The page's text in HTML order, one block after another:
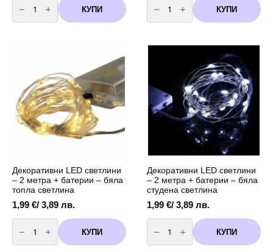
за
Детски
татуировки
КУПИ за
Декоративни
LED
2
светлина
КУПИ
Декоративни LED светлини
– 2 метра + батерии – бяла
топла светлина
1,99 €/ 3,89 лв.
количество
за
Декоративни
LED
КУПИ
Декоративни LED светлини
– 2 метра + батерии – бяла
студена светлина
1,99 €/ 3,89 лв.
количество
за
Декоративни
LED
КУПИ